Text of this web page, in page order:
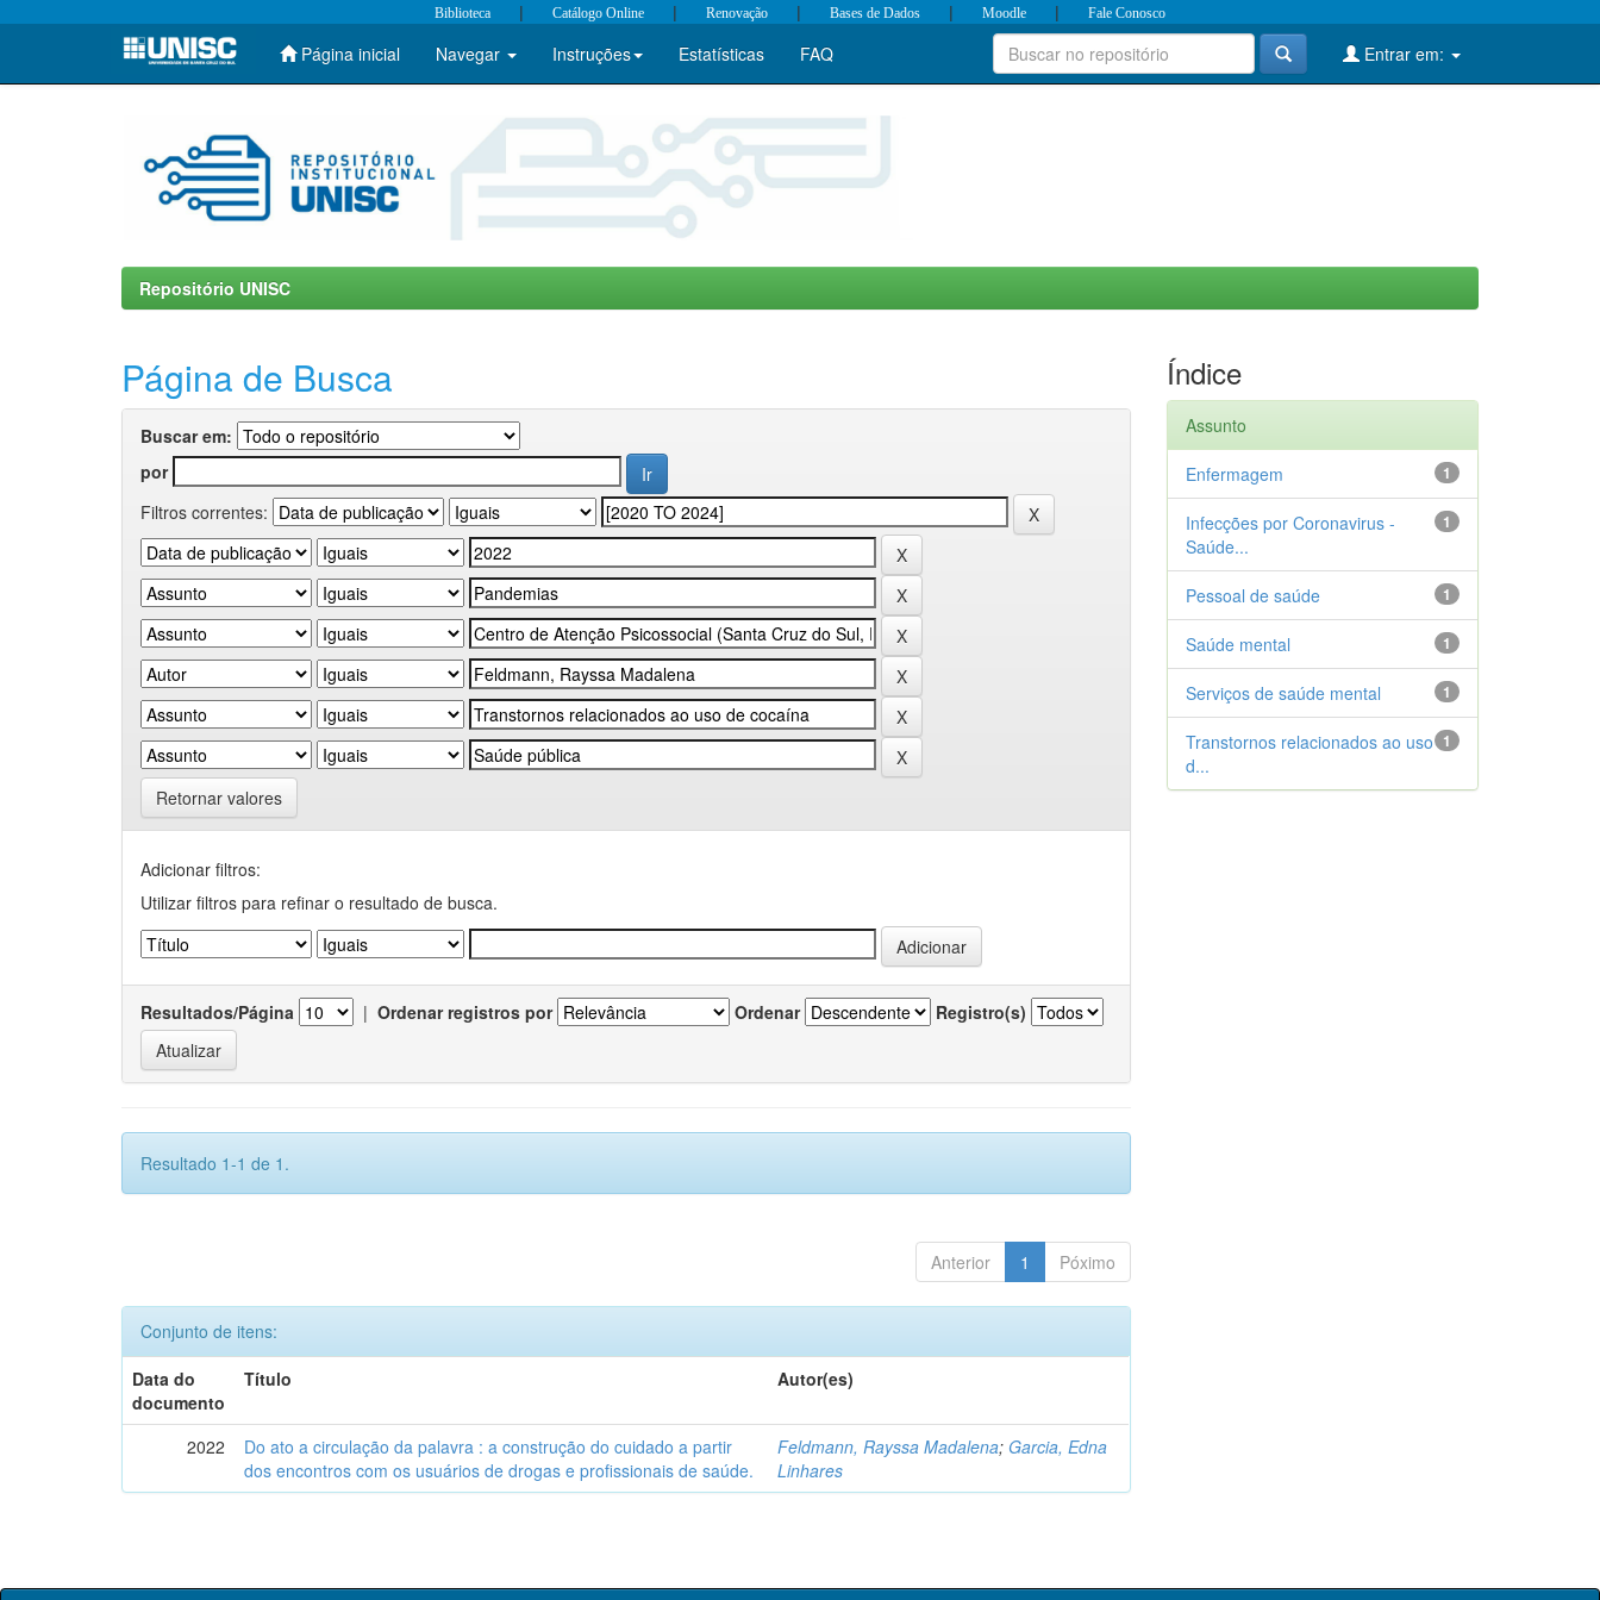
Skip
Biblioteca | Catálogo Online | Renovação | Bases de Dados | Moodle | Fale Conosco
Página inicial Navegar Instruções Estatísticas FAQ Entrar em:
Repositório UNISC
Página de Busca
Buscar em:
por
Filtros correntes:
Retornar valores
Adicionar filtros:
Utilizar filtros para refinar o resultado de busca.
Resultados/Página | Ordenar registros por Ordenar Registro(s)
Resultado 1-1 de 1.
Anterior 1 Póximo
Conjunto de itens:
Data do
documento
Título Autor(es)
2022
Do ato a circulação da palavra : a construção do cuidado a partir
dos encontros com os usuários de drogas e profissionais de saúde.
Feldmann, Rayssa Madalena; Garcia, Edna
Linhares
Índice
Assunto
1
Enfermagem
1
Infecções por Coronavirus -
Saúde...
1
Pessoal de saúde
1
Saúde mental
1
Serviços de saúde mental
1
Transtornos relacionados ao uso
d...